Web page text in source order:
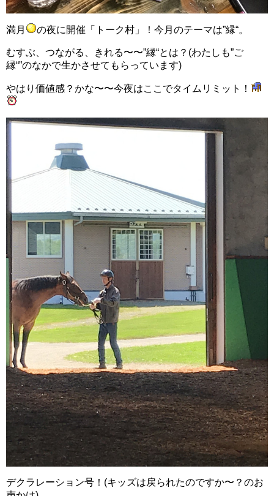
満月 の夜に開催「トーク村」！今月のテーマは”縁“。
むすぶ、つながる、きれる〜〜”縁“とは？(わたしも”ご
縁“”のなかで生かさせてもらっています)
やはり価値感？かな〜〜今夜はここでタイムリミット！
デクラレーション号！(キッズは戻られたのですか〜？のお